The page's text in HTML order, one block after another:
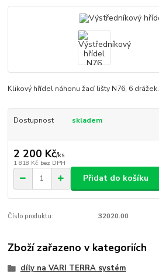
Klikový hřídel náhonu žací lišty N76, 6 drážek.
Dostupnost skladem
2 200 Kč/ks
1 818 Kč bez DPH
Přidat do košíku
Číslo produktu: 32020.00
Zboží zařazeno v kategoriích
díly na VARI TERRA systém